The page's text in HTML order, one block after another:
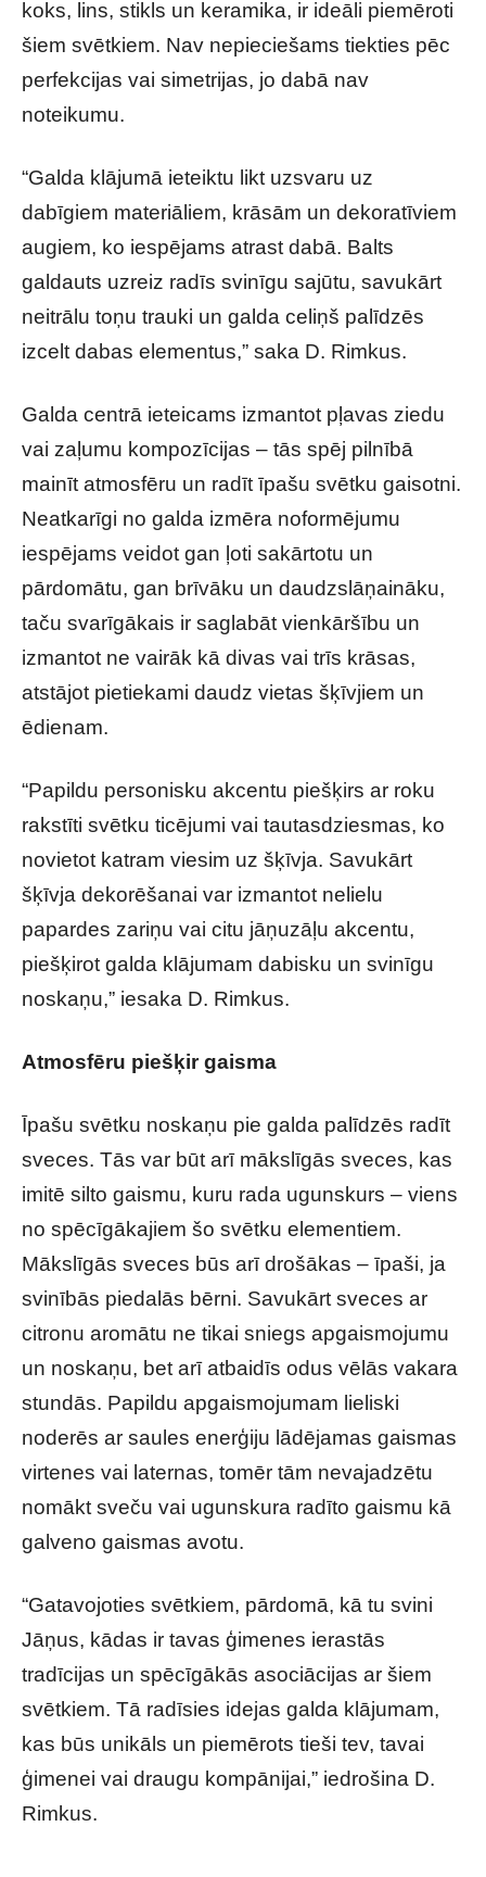
koks, lins, stikls un keramika, ir ideāli piemēroti
šiem svētkiem. Nav nepieciešams tiekties pēc
perfekcijas vai simetrijas, jo dabā nav
noteikumu.
“Galda klājumā ieteiktu likt uzsvaru uz
dabīgiem materiāliem, krāsām un dekoratīviem
augiem, ko iespējams atrast dabā. Balts
galdauts uzreiz radīs svinīgu sajūtu, savukārt
neitrālu toņu trauki un galda celiņš palīdzēs
izcelt dabas elementus,” saka D. Rimkus.
Galda centrā ieteicams izmantot pļavas ziedu
vai zaļumu kompozīcijas – tās spēj pilnībā
mainīt atmosfēru un radīt īpašu svētku gaisotni.
Neatkarīgi no galda izmēra noformējumu
iespējams veidot gan ļoti sakārtotu un
pārdomātu, gan brīvāku un daudzslāņaināku,
taču svarīgākais ir saglabāt vienkāršību un
izmantot ne vairāk kā divas vai trīs krāsas,
atstājot pietiekami daudz vietas šķīvjiem un
ēdienam.
“Papildu personisku akcentu piešķirs ar roku
rakstīti svētku ticējumi vai tautasdziesmas, ko
novietot katram viesim uz šķīvja. Savukārt
šķīvja dekorēšanai var izmantot nelielu
papardes zariņu vai citu jāņuzāļu akcentu,
piešķirot galda klājumam dabisku un svinīgu
noskaņu,” iesaka D. Rimkus.
Atmosfēru piešķir gaisma
Īpašu svētku noskaņu pie galda palīdzēs radīt
sveces. Tās var būt arī mākslīgās sveces, kas
imitē silto gaismu, kuru rada ugunskurs – viens
no spēcīgākajiem šo svētku elementiem.
Mākslīgās sveces būs arī drošākas – īpaši, ja
svinībās piedalās bērni. Savukārt sveces ar
citronu aromātu ne tikai sniegs apgaismojumu
un noskaņu, bet arī atbaidīs odus vēlās vakara
stundās. Papildu apgaismojumam lieliski
noderēs ar saules enerģiju lādējamas gaismas
virtenes vai laternas, tomēr tām nevajadzētu
nomākt sveču vai ugunskura radīto gaismu kā
galveno gaismas avotu.
“Gatavojoties svētkiem, pārdomā, kā tu svini
Jāņus, kādas ir tavas ģimenes ierastās
tradīcijas un spēcīgākās asociācijas ar šiem
svētkiem. Tā radīsies idejas galda klājumam,
kas būs unikāls un piemērots tieši tev, tavai
ģimenei vai draugu kompānijai,” iedrošina D.
Rimkus.